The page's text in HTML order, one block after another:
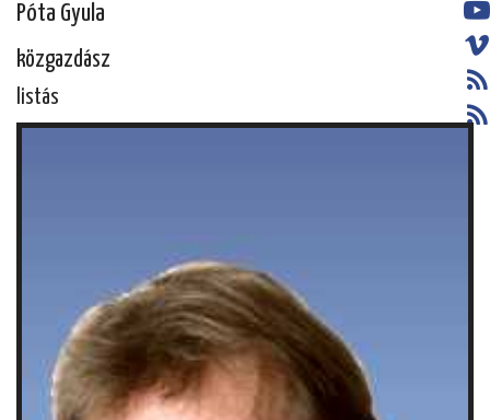
Póta Gyula
közgazdász
listás